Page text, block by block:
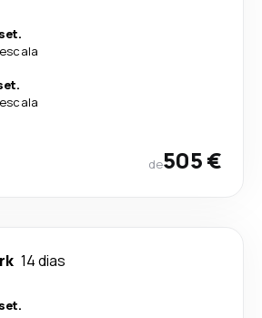
de505 €
14 dias